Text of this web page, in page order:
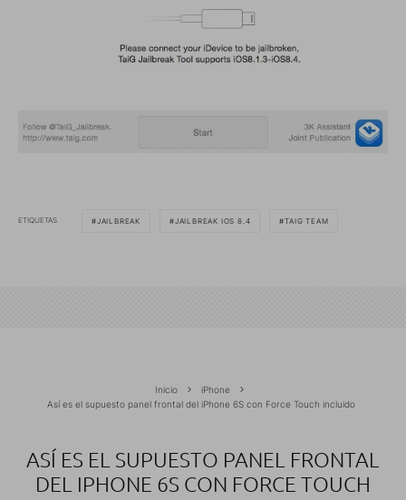
ETIQUETAS JAILBREAK JAILBREAK IOS 8.4 TAIG TEAM
Inicio
iPhone
Así es el supuesto panel frontal del iPhone 6S con Force Touch incluido
ASÍ ES EL SUPUESTO PANEL FRONTAL
DEL IPHONE 6S CON FORCE TOUCH